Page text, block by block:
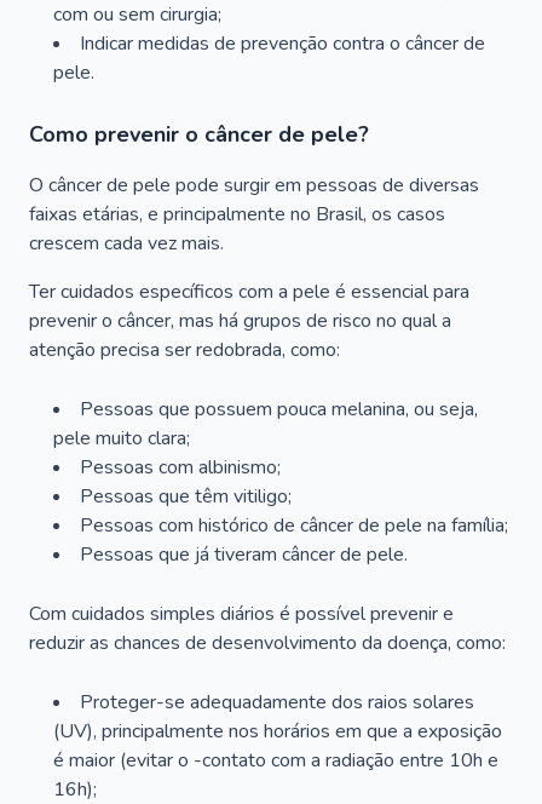
com ou sem cirurgia;
Indicar medidas de prevenção contra o câncer de
pele.
Como prevenir o câncer de pele?
O câncer de pele pode surgir em pessoas de diversas
faixas etárias, e principalmente no Brasil, os casos
crescem cada vez mais.
Ter cuidados específicos com a pele é essencial para
prevenir o câncer, mas há grupos de risco no qual a
atenção precisa ser redobrada, como:
Pessoas que possuem pouca melanina, ou seja,
pele muito clara;
Pessoas com albinismo;
Pessoas que têm vitiligo;
Pessoas com histórico de câncer de pele na família;
Pessoas que já tiveram câncer de pele.
Com cuidados simples diários é possível prevenir e
reduzir as chances de desenvolvimento da doença, como:
Proteger-se adequadamente dos raios solares
(UV), principalmente nos horários em que a exposição
é maior (evitar o -contato com a radiação entre 10h e
16h);